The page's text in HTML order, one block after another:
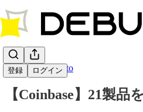
登録 ログイン
DEBUNK Crypto
【Coinbase】21製